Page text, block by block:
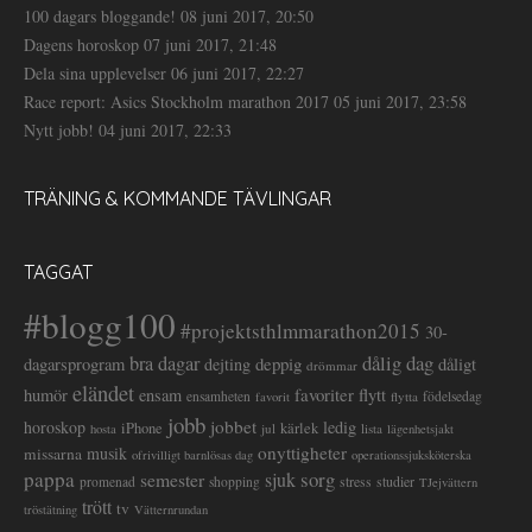
100 dagars bloggande! 08 juni 2017, 20:50
Dagens horoskop 07 juni 2017, 21:48
Dela sina upplevelser 06 juni 2017, 22:27
Race report: Asics Stockholm marathon 2017 05 juni 2017, 23:58
Nytt jobb! 04 juni 2017, 22:33
TRÄNING & KOMMANDE TÄVLINGAR
TAGGAT
#blogg100 #projektsthlmmarathon2015 30-
dagarsprogram bra dagar dejting deppig drömmar dålig dag dåligt
humör eländet ensam ensamheten favorit favoriter flytt flytta födelsedag
horoskop hosta iPhone jobb jobbet jul kärlek ledig lista lägenhetsjakt
missarna musik ofrivilligt barnlösas dag onyttigheter operationssjuksköterska
pappa promenad semester shopping sjuk sorg stress studier TJejvättern
tröstätning trött tv Vätternrundan